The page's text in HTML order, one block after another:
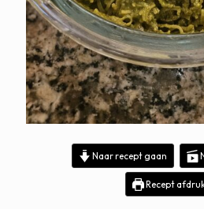
Naar recept gaan
Recept